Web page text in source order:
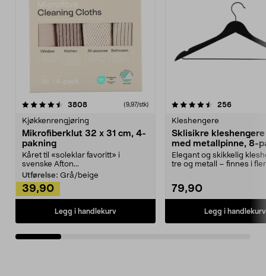
3808anmeldelser(9,97/stk)
Kjøkkenrengjøring
Mikrofiberklut 32 x 31 cm, 4-
pakning
Kåret til «soleklar favoritt» i
svenske Afton...
Utførelse: Grå/beige
39,90
Legg i handlekurv
4.5av 5 stjerner 256
Kleshengere
Sklisikre
med metallpinne, 8-
Elegant og skikkelig
tre og metall – finnes i
79,90
Legg i handlekurv
4.5av 5 stjerner